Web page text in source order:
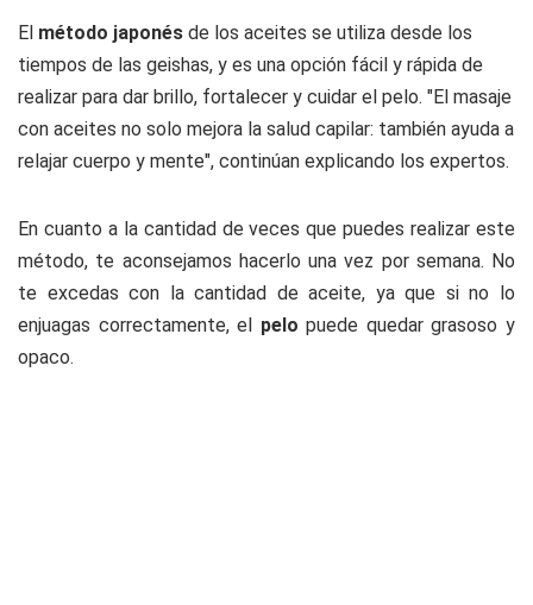
El método japonés de los aceites se utiliza desde los
tiempos de las geishas, y es una opción fácil y rápida de
realizar para dar brillo, fortalecer y cuidar el pelo. "El masaje
con aceites no solo mejora la salud capilar: también ayuda a
relajar cuerpo y mente", continúan explicando los expertos.
En cuanto a la cantidad de veces que puedes realizar este
método, te aconsejamos hacerlo una vez por semana. No
te excedas con la cantidad de aceite, ya que si no lo
enjuagas correctamente, el pelopuede quedar grasoso y
opaco.